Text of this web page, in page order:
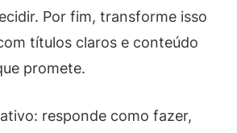
Por fim, transforme isso
títulos claros e conteúdo
promete.
responde como fazer,